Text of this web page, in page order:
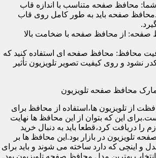
شما: محافظ صفحه متناسب با اندازه قاب
صفحه باید به طور کامل روی قاب
از محافظ صفحه با ضخامت بالا
محافظ: محافظ صفحه ای استفاده کنید که
نشود و روی کیفیت تصویر تلویزیون تأثیر
مارک محافظ صفحه تلویزیون
از تلویزیون ها،استفاده از محافظ برای
این که بتوان از این محافظ ها نهایت
را دریافت کرد،قطعا باید به دنبال خرید
تلویزیون در بازار بود.این محافظ ها بر
و اینچی که دارد ساخته می شوند و باید برای